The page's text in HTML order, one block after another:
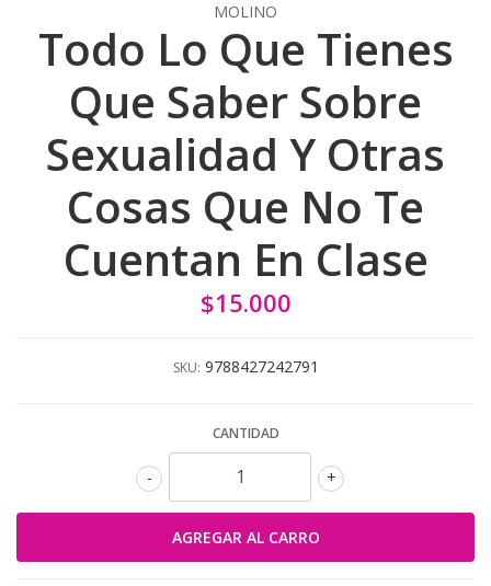
MOLINO
Todo Lo Que Tienes
Que Saber Sobre
Sexualidad Y Otras
Cosas Que No Te
Cuentan En Clase
$15.000
SKU: 9788427242791
CANTIDAD
+
-